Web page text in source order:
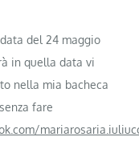
del 24 maggio
in quella data vi
nella mia bacheca
fare